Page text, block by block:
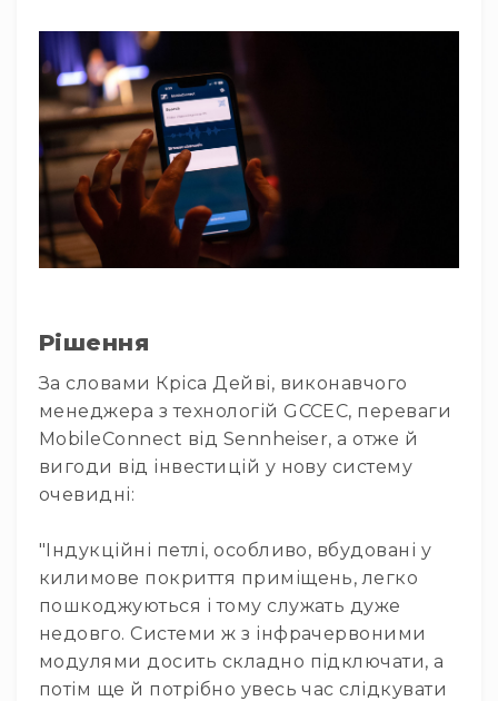
Для
мобільних
пристроїв
Всі
мікрофони
Мікрофонне
підсилення
Аксесуари
Для
аудіофілів
Для
спорту
Для
Dj
та
студій
Для
перегляду
Рішення
За словами Кріса Дейві, виконавчого
менеджера з технологій GCCEC, переваги
MobileConnect від Sennheiser, а отже й
вигоди від інвестицій у нову систему
очевидні:
"Індукційні петлі, особливо, вбудовані у
килимове покриття приміщень, легко
пошкоджуються і тому служать дуже
недовго. Системи ж з інфрачервоними
модулями досить складно підключати, а
потім ще й потрібно увесь час слідкувати